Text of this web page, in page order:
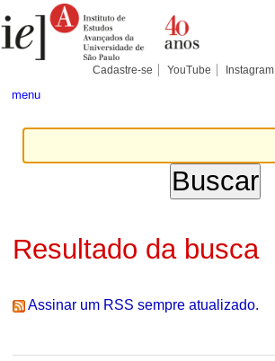
para
conteúdo.
Pessoais
Cadastre-se YouTube Instagram
menu
Resultado da busca
Assinar um RSS sempre atualizado.